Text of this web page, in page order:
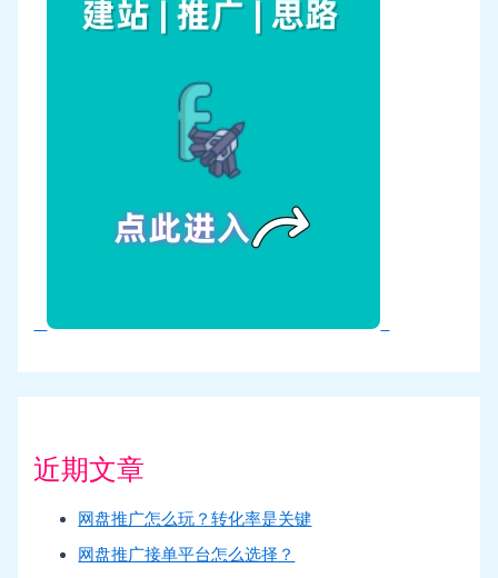
近期文章
网盘推广怎么玩？转化率是关键
网盘推广接单平台怎么选择？